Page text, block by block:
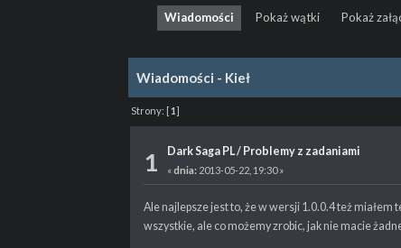
Wiadomości Pokaż wątki Pokaż
Wiadomości - Kieł
Strony: [1]
1 Dark Saga PL/ Problemy z zadaniami
«dnia: 2013-05-22, 19:30 »
Ale najlepsze jest to, że w wersji 1.0.0.4 też
wszystkie, ale co możemy zrobic, jak nie macie